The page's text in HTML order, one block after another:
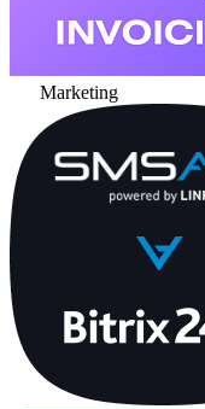
Marketing